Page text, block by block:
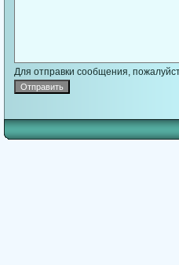
Для отправки сообщения,